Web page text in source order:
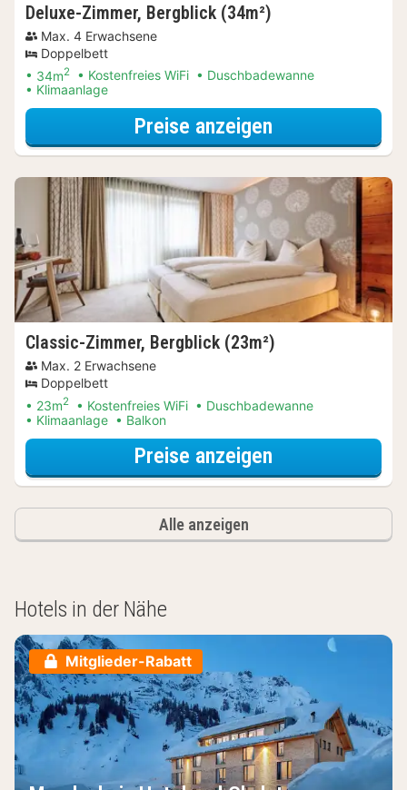
Deluxe-Zimmer, Bergblick (34m²)
Max. 4 Erwachsene
Doppelbett
34m2 Kostenfreies WiFi
Duschbadewanne
Klimaanlage
Preise anzeigen
Classic-Zimmer, Bergblick (23m²)
Max. 2 Erwachsene
Doppelbett
23m2 Kostenfreies WiFi
Duschbadewanne
Klimaanlage
Balkon
Preise anzeigen
Alle anzeigen
Hotels in der Nähe
Mitglieder-Rabatt